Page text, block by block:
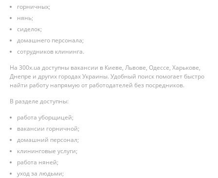
горничных;
нянь;
сиделок;
домашнего персонала;
сотрудников клининга.
На 300x.ua доступны вакансии в Киеве, Львове, Одессе, Харькове,
Днепре и других городах Украины. Удобный поиск помогает быстро
найти работу напрямую от работодателей без посредников.
В разделе доступны:
работа уборщицей;
вакансии горничной;
домашний персонал;
клининговые услуги;
работа няней;
уход за людьми;